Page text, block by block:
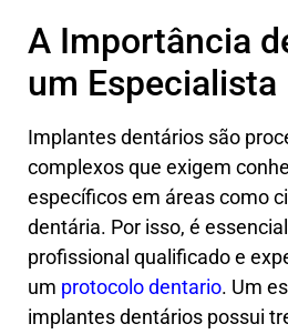
A Importância
um Especialista
Implantes dentários são
complexos que exigem
específicos em áreas como
dentária. Por isso, é
profissional qualificado e
um protocolo dentario. Um
implantes dentários possui